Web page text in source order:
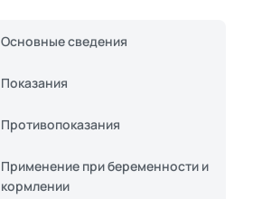
Основные сведения
Показания
Противопоказания
Применение при беременности и
кормлении